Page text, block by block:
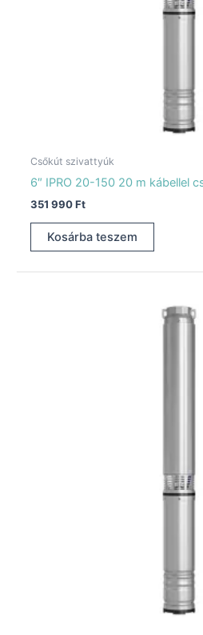
Csőkút szivattyúk
6″ IPRO 20-150 20 m kábellel
351 990Ft
Kosárba teszem